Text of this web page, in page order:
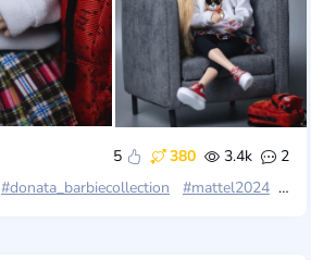
5 380 3.4k
2
#donata_barbiecollection #mattel2024